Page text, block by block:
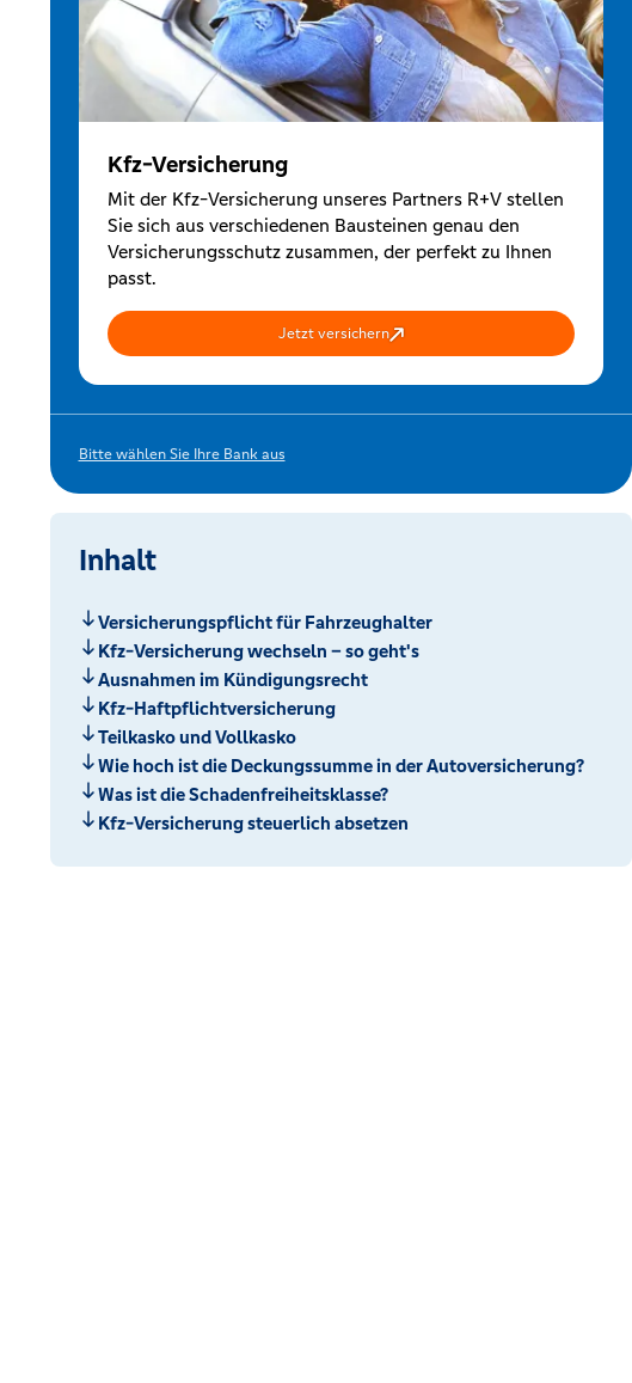
Kfz-Versicherung
Mit der Kfz-Versicherung unseres Partners R+V stellen
Sie sich aus verschiedenen Bausteinen genau den
Versicherungsschutz zusammen, der perfekt zu Ihnen
passt.
Jetzt versichern
Bitte wählen Sie Ihre Bank aus
Inhalt
Versicherungspflicht für Fahrzeughalter
Kfz-Versicherung wechseln – so geht's
Ausnahmen im Kündigungsrecht
Kfz-Haftpflichtversicherung
Teilkasko und Vollkasko
Wie hoch ist die Deckungssumme in der Autoversicherung?
Was ist die Schadenfreiheitsklasse?
Kfz-Versicherung steuerlich absetzen